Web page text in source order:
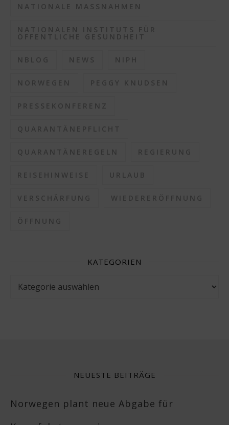
NATIONALE MASSNAHMEN
NATIONALEN INSTITUTS FÜR
ÖFFENTLICHE GESUNDHEIT
NBLOG NEWS NIPH
NORWEGEN PEGGY KNUDSEN
PRESSEKONFERENZ
QUARANTÄNEPFLICHT
QUARANTÄNEREGELN REGIERUNG
REISEHINWEISE URLAUB
VERSCHÄRFUNG WIEDERERÖFFNUNG
ÖFFNUNG
KATEGORIEN
NEUESTE BEITRÄGE
Norwegen plant neue Abgabe für